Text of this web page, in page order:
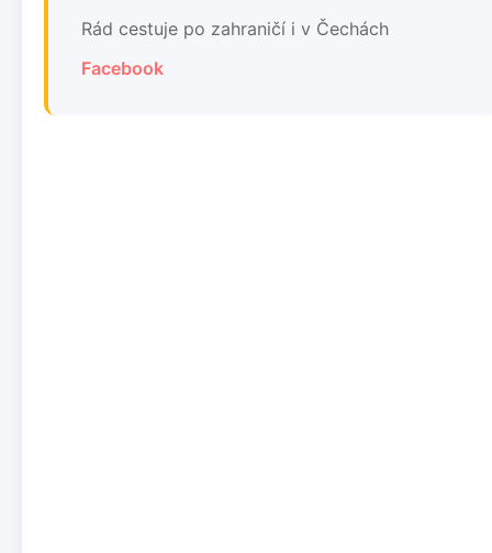
Rád cestuje po zahraničí i v Čechách
Facebook